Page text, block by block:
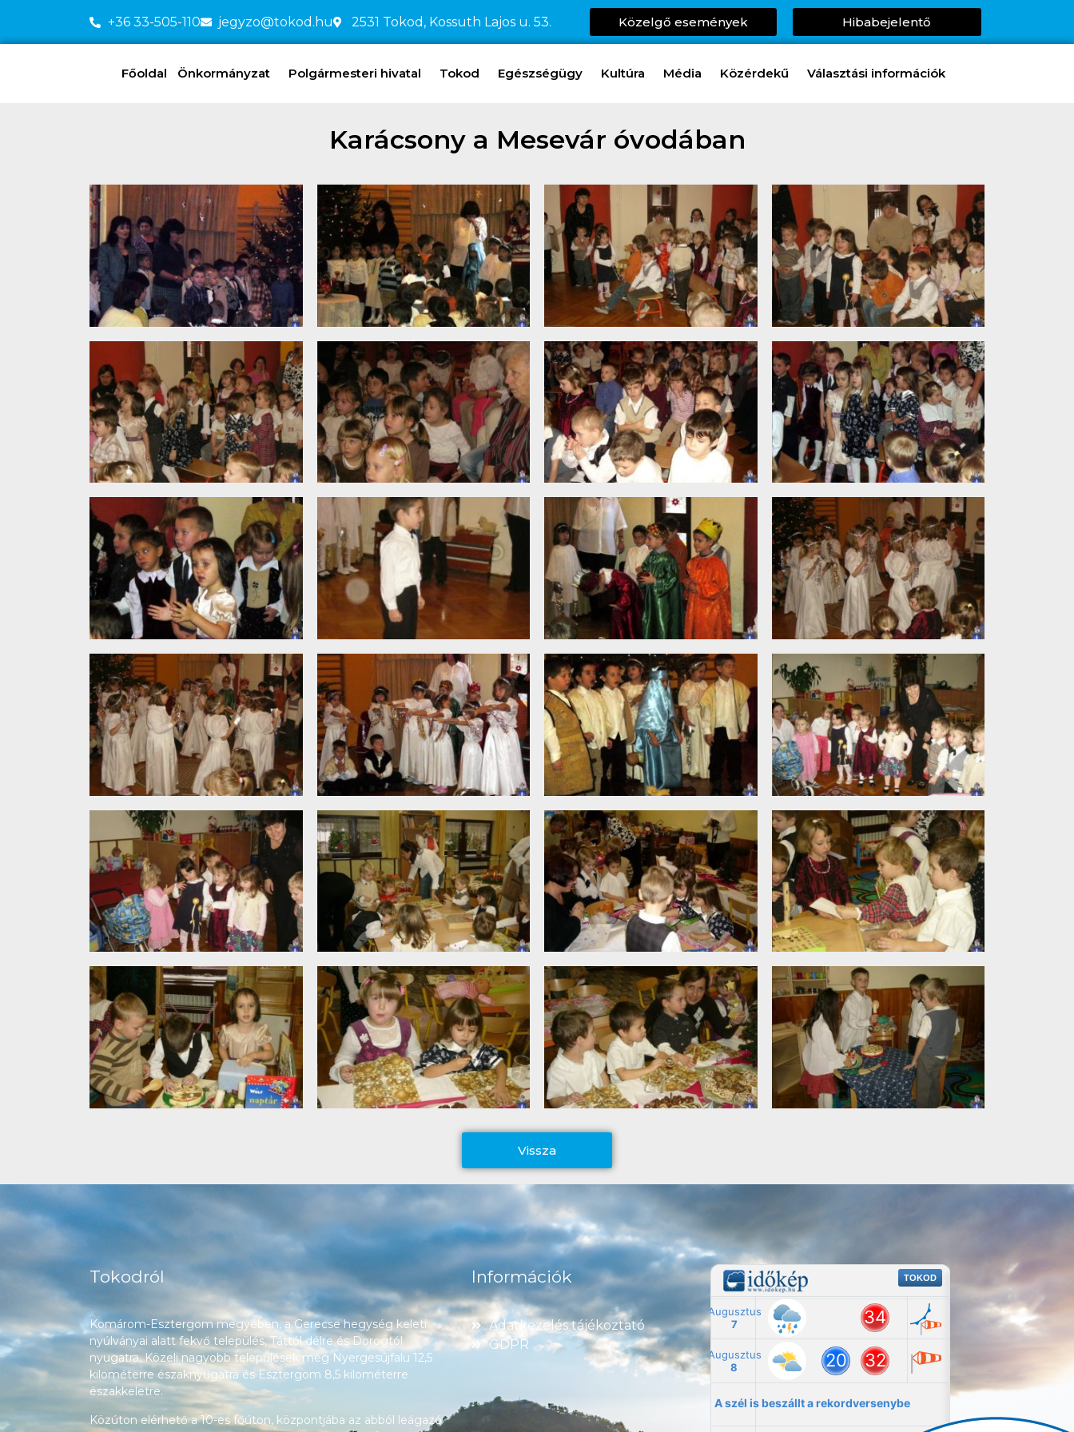
+36 33-505-110 jegyzo@tokod.hu 2531 Tokod, Kossuth Lajos u. 53. Közelgő események Hibabejelentő
Főoldal Önkormányzat Polgármesteri hivatal Tokod Egészségügy Kultúra Média Közérdekű Választási információk
Karácsony a Mesevár óvodában
Vissza
Tokodról
Komárom-Esztergom megyében, a Gerecse hegység keleti
nyúlványai alatt fekvő település, Táttól délre és Dorogtól
nyugatra. Közeli nagyobb települések még Nyergesújfalu 12,5
kilométerre északnyugatra és Esztergom 8,5 kilométerre
északkeletre.
Közúton elérhető a 10-es főúton, központjába az abból leágazó
Információk
Adatkezelés tájékoztató
GDPR